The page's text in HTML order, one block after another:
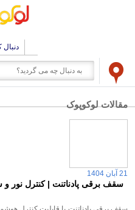
دنبال
مقالات لوکوپوک
21 آبان 1404
سقف برقی پادناتنت | کنترل نور و